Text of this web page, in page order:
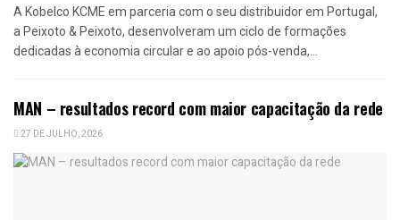
A Kobelco KCME em parceria com o seu distribuidor em Portugal,
a Peixoto & Peixoto, desenvolveram um ciclo de formações
dedicadas à economia circular e ao apoio pós-venda,...
MAN – resultados record com maior capacitação da rede
27 DE JULHO, 2026